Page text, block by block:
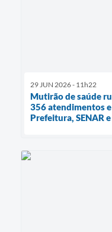
29 JUN 2026 - 11h22
Mutirão de saúde
356 atendimentos
Prefeitura, SENAR